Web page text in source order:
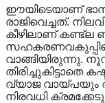
ഈയിടെയാണ്
രാജിവെച്ചത്.
കീഴിലാണ് കണ്ട്ല
വാങ്ങിയിരുന്നു.
തിരിച്ചുകിട്ടാതെ
വ്യാജ വായ്പയും
നിരവധി